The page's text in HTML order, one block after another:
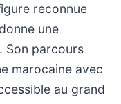
reconnue
une
Son parcours
marocaine avec
au grand